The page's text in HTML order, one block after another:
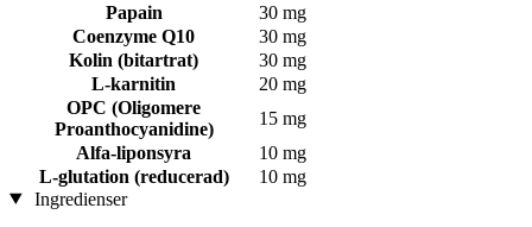
Papain
30 mg
Coenzyme Q10
30 mg
Kolin (bitartrat)
30 mg
L-karnitin
20 mg
OPC (Oligomere
Proanthocyanidine)
15 mg
Alfa-liponsyra
10 mg
L-glutation (reducerad)
10 mg
Ingredienser